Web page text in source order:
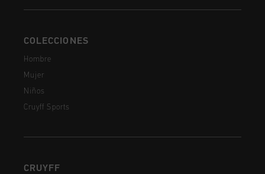
COLECCIONES
Hombre
Mujer
Niños
Cruyff Sports
CRUYFF